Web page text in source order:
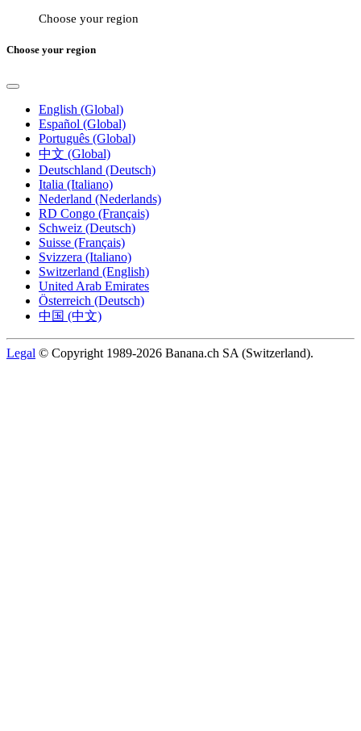
Choose your region
Choose your region
English (Global)
Español (Global)
Português (Global)
中文 (Global)
Deutschland (Deutsch)
Italia (Italiano)
Nederland (Nederlands)
RD Congo (Français)
Schweiz (Deutsch)
Suisse (Français)
Svizzera (Italiano)
Switzerland (English)
United Arab Emirates
Österreich (Deutsch)
中国 (中文)
Legal © Copyright 1989-2026 Banana.ch SA (Switzerland).